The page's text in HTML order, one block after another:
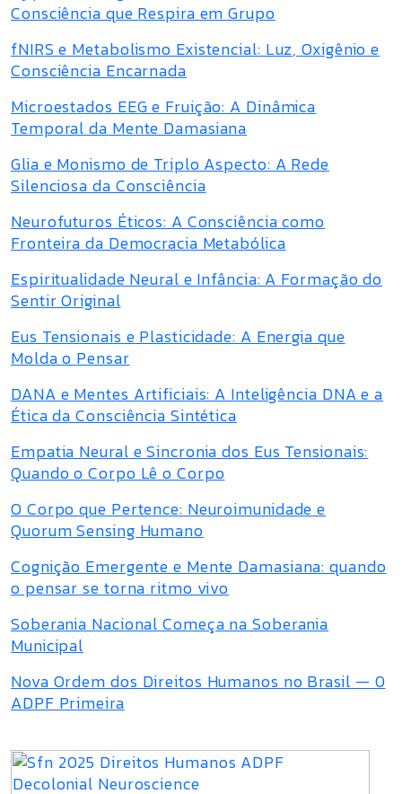
Consciência que Respira em Grupo
fNIRS e Metabolismo Existencial: Luz, Oxigênio e
Consciência Encarnada
Microestados EEG e Fruição: A Dinâmica
Temporal da Mente Damasiana
Glia e Monismo de Triplo Aspecto: A Rede
Silenciosa da Consciência
Neurofuturos Éticos: A Consciência como
Fronteira da Democracia Metabólica
Espiritualidade Neural e Infância: A Formação do
Sentir Original
Eus Tensionais e Plasticidade: A Energia que
Molda o Pensar
DANA e Mentes Artificiais: A Inteligência DNA e a
Ética da Consciência Sintética
Empatia Neural e Sincronia dos Eus Tensionais:
Quando o Corpo Lê o Corpo
O Corpo que Pertence: Neuroimunidade e
Quorum Sensing Humano
Cognição Emergente e Mente Damasiana: quando
o pensar se torna ritmo vivo
Soberania Nacional Começa na Soberania
Municipal
Nova Ordem dos Direitos Humanos no Brasil — 0
ADPF Primeira